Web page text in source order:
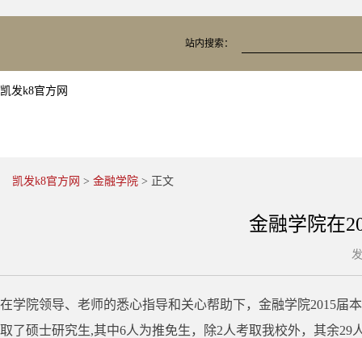
站内搜索：
凯发k8官方网
凯发k8官方网 > 金融学院 > 正文
金融学院在
在学院领导、老师的悉心指导和关心帮助下，金融学院2015届
取了硕士研究生,其中6人为推免生，除2人考取我校外，其余